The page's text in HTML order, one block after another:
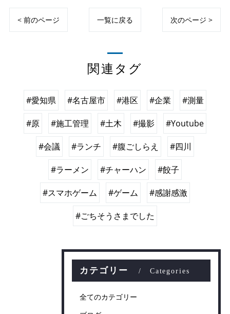
< 前のページ 一覧に戻る 次のページ >
関連タグ
#愛知県 #名古屋市 #港区 #企業 #測量
#原 #施工管理 #土木 #撮影 #Youtube
#会議 #ランチ #腹ごしらえ #四川
#ラーメン #チャーハン #餃子
#スマホゲーム #ゲーム #感謝感激
#ごちそうさまでした
カテゴリー Categories
全てのカテゴリー